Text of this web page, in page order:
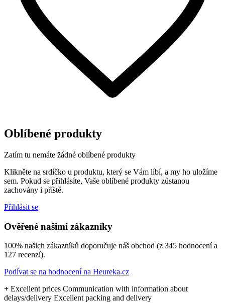
Oblíbené produkty
Zatím tu nemáte žádné oblíbené produkty
Klikněte na srdíčko u produktu, který se Vám líbí, a my ho uložíme
sem. Pokud se přihlásíte, Vaše oblíbené produkty zůstanou
zachovány i příště.
Přihlásit se
Ověřené našimi zákazníky
100% našich zákazníků doporučuje náš obchod (z 345 hodnocení a
127 recenzí).
Podívat se na hodnocení na Heureka.cz
+ Excellent prices Communication with information about
delays/delivery Excellent packing and delivery